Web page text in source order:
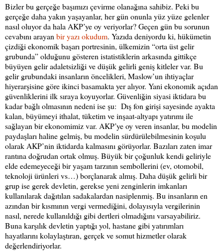
Bizler bu gerçeğe başımızı çevirme olanağına sahibiz. Peki bu
gerçeğe daha yakın yaşayanlar, her gün onunla yüz yüze gelenler
nasıl oluyor da hala AKP’ye oy veriyorlar? Geçen gün bu sorunun
cevabını arayan bir yazı okudum. Yazıda deniyordu ki, hükümetin
çizdiği ekonomik başarı portresinin, ülkemizin “orta üst gelir
grubunda” olduğunu gösteren istatistiklerin arkasında gittikçe
büyüyen gelir adaletsizliği ve düşük gelirli geniş kitleler var. Bu
gelir grubundaki insanların öncelikleri, Maslow’un ihtiyaçlar
hiyerarşisine göre ikinci basamakta yer alıyor. Yani ekonomik açıdan
güvenliklerini ilk sıraya koyuyorlar. Güvenliğin siyasi iktidara bu
kadar bağlı olmasının nedeni ise şu: Dış fon girişi sayesinde ayakta
kalan, büyümeyi ithalat, tüketim ve inşaat-altyapı yatırımı ile
sağlayan bir ekonomimiz var. AKP’ye oy veren insanlar, bu modelin
paydaşları haline gelmiş, bu modelin sürdürülebilmesinin koşulu
olarak AKP’nin iktidarda kalmasını görüyorlar. Bazıları zaten imar
rantına doğrudan ortak olmuş. Büyük bir çoğunluk kendi geliriyle
elde edemeyeceği bir yaşam tarzının sembollerini (ev, otomobil,
teknoloji ürünleri vs…) borçlanarak almış. Daha düşük gelirli bir
grup ise gerek devletin, gerekse yeni zenginlerin imkanları
kullanılarak dağıtılan sadakalardan nasiplenmiş. Bu insanların en
azından bir kısmının vergi vermediğini, dolayısıyla vergilerinin
nasıl, nerede kullanıldığı gibi dertleri olmadığını varsayabiliriz.
Buna karşılık devletin yaptığı yol, hastane gibi yatırımları
hayatlarını kolaylaştıran, gerçek ve somut hizmetler olarak
değerlendiriyorlar.